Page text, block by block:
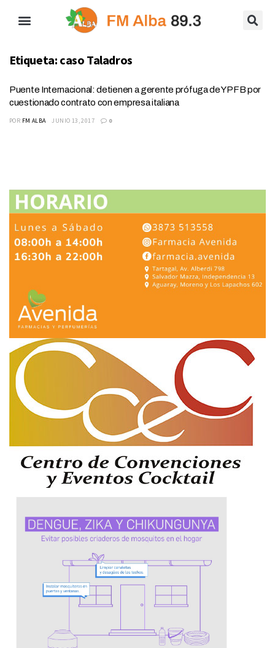
Etiqueta: caso Taladros
Puente Internacional: detienen a gerente prófuga de YPFB por
cuestionado contrato con empresa italiana
POR FM ALBA JUNIO 13, 2017 0